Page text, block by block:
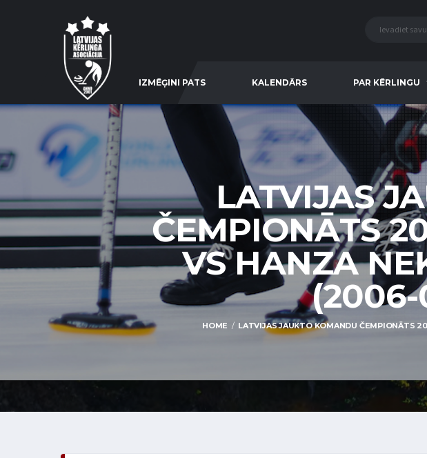
IZMĒĢINI PATS KALENDĀRS PAR KĒRLINGU
LATVIJAS
ČEMPIONĀTS
VS HANZA
(2006-
HOME LATVIJAS JAUKTO KOMANDU ČEMPIONĀTS